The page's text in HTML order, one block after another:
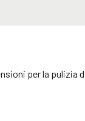
per la pulizia